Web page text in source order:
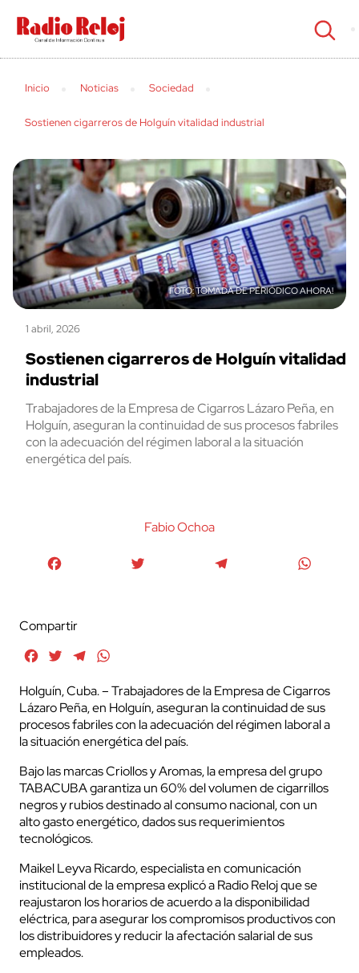
cerrar
Inicio Noticias Sociedad
Sostienen cigarreros de Holguín vitalidad industrial
TOMADA DE PERIÓDICO AHORA!
1 abril, 2026
Sostienen cigarreros de Holguín vitalidad
industrial
Trabajadores de la Empresa de Cigarros Lázaro Peña, en
Holguín, aseguran la continuidad de sus procesos fabriles
con la adecuación del régimen laboral a la situación
energética del país.
Fabio Ochoa
Compartir
FacebookTwitterTelegram
Holguín, Cuba. – Trabajadores de la Empresa de Cigarros
Lázaro Peña, en Holguín, aseguran la continuidad de sus
procesos fabriles con la adecuación del régimen laboral a
la situación energética del país.
Bajo las marcas Criollos y Aromas, la empresa del grupo
TABACUBA garantiza un 60% del volumen de cigarrillos
negros y rubios destinado al consumo nacional, con un
alto gasto energético, dados sus requerimientos
tecnológicos.
Maikel Leyva Ricardo, especialista en comunicación
institucional de la empresa explicó a Radio Reloj que se
reajustaron los horarios de acuerdo a la disponibilidad
eléctrica, para asegurar los compromisos productivos con
los distribuidores y reducir la afectación salarial de sus
empleados.